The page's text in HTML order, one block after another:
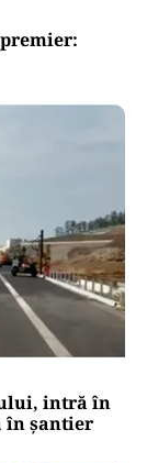
intră în
în șantier